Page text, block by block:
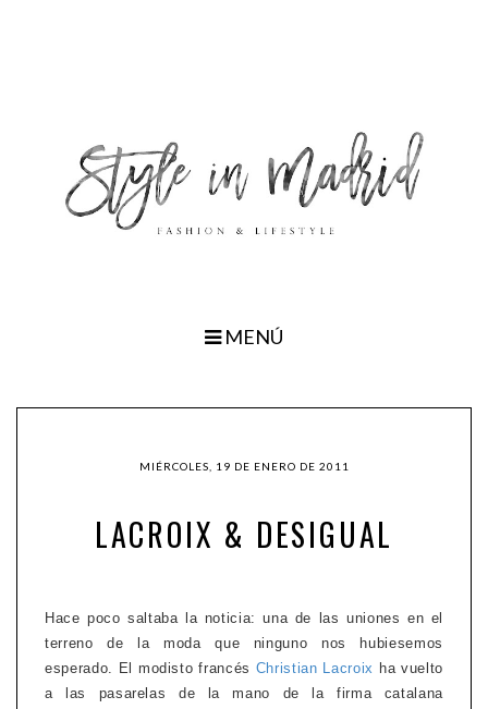
MENÚ
MIÉRCOLES, 19 DE ENERO DE 2011
LACROIX & DESIGUAL
Hace poco saltaba la noticia: una de las uniones en el
terreno de la moda que ninguno nos hubiesemos
esperado. El modisto francés Christian Lacroix ha vuelto
a las pasarelas de la mano de la firma catalana